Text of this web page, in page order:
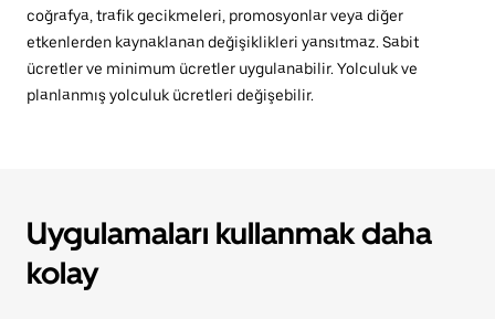
coğrafya, trafik gecikmeleri, promosyonlar veya diğer
etkenlerden kaynaklanan değişiklikleri yansıtmaz. Sabit
ücretler ve minimum ücretler uygulanabilir. Yolculuk ve
planlanmış yolculuk ücretleri değişebilir.
Uygulamaları kullanmak daha
kolay